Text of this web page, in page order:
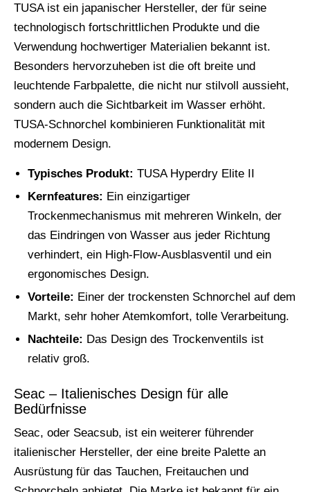
TUSA ist ein japanischer Hersteller, der für seine
technologisch fortschrittlichen Produkte und die
Verwendung hochwertiger Materialien bekannt ist.
Besonders hervorzuheben ist die oft breite und
leuchtende Farbpalette, die nicht nur stilvoll aussieht,
sondern auch die Sichtbarkeit im Wasser erhöht.
TUSA-Schnorchel kombinieren Funktionalität mit
modernem Design.
Typisches Produkt: TUSA Hyperdry Elite II
Kernfeatures: Ein einzigartiger
Trockenmechanismus mit mehreren Winkeln, der
das Eindringen von Wasser aus jeder Richtung
verhindert, ein High-Flow-Ausblasventil und ein
ergonomisches Design.
Vorteile: Einer der trockensten Schnorchel auf dem
Markt, sehr hoher Atemkomfort, tolle Verarbeitung.
Nachteile: Das Design des Trockenventils ist
relativ groß.
Seac – Italienisches Design für alle
Bedürfnisse
Seac, oder Seacsub, ist ein weiterer führender
italienischer Hersteller, der eine breite Palette an
Ausrüstung für das Tauchen, Freitauchen und